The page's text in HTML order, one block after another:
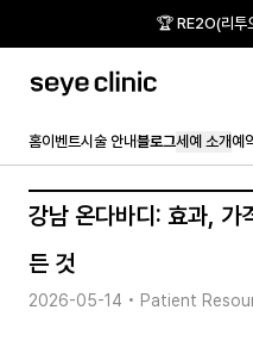
🏆 RE2O(리투
홈이벤트시술 안내블로그세예 소개 예
강남 온다바디: 효과, 가
든 것
2026-05-14 • Patient